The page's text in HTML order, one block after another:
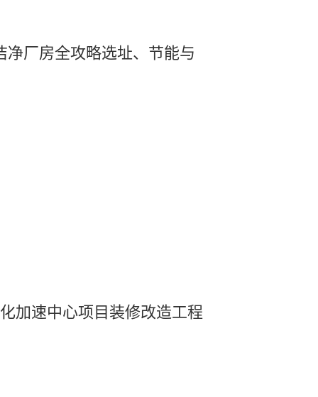
净厂房全攻略选址、节能与
加速中心项目装修改造工程